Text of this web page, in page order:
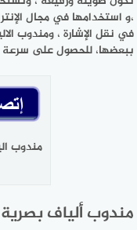
،و استخدامها في مجال
في نقل الإشارة ، ومندوب
ببعضها، للحصول على سرعة
مندوب ألياف بصرية STC الخبر